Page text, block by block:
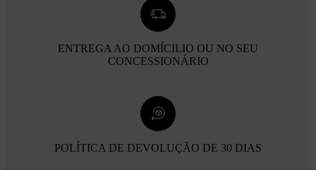
ENTREGA AO DOMÍCILIO OU NO SEU
CONCESSIONÁRIO
POLÍTICA DE DEVOLUÇÃO DE 30 DIAS